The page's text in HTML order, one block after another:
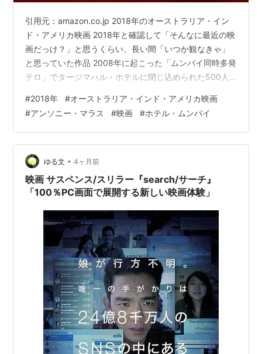
始
3月25日
ロシアのケメロボにあるショッピングセンターで火
東芝が1969年の放送開始以来継続してきたテレビア
ニメ「サザエさん」のスポンサーをこの日限りで降
板
3月26日
日本経済新聞、「パスワード『頻繁に変更はNG』総
務省が方針転換」の記事を掲載
https://www.nikkei.com/article/DGXMZO285783
70W8A320C1CC1000/）
3月27日
衆議院と参議院の両予算委員会において佐川宣寿前
国税庁長官への証人喚問が行われる
ソフトバンク、PHSの一般向け新規契約受け付けを
引用元：amazon.co.jp 2018年のオーストラリア・イン
ド・アメリカ映画 2018年と確認して「そんなに最近の映
画だっけ？」と思うくらい、長い間「いつか観なきゃ」
と思っていた作品 2008年に起こった「ムンバイ同時多発
テロ」でタージマハル・ホテルに閉じ込められた500人
業員たちの姿を描いている ウェイターとしてホテルに勤
務するアルジュン（デーヴ・パミール） この日は靴を失
くしてしまい、それを料理長のオペロイに叱責され、危
うく職を失うところだった 妻と幼い子供を抱えるアルジ
ュンは必死で食い下がり、何とか許しを得て予備の靴を
履いて仕事に取…
#2018年 #オーストラリア・インド・アメリカ映画
#アンソニー・マラス #映画 #ホテル・ムンバイ
ゆる文 • 4ヶ月前
映画 サスペンス/スリラー『search/サーチ』
「100％PC画面で展開する新しい映画体験」